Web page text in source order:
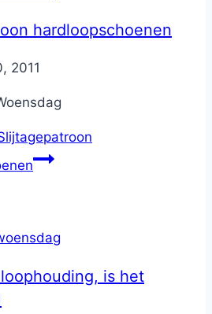
hardloopschoenen
2011
is het